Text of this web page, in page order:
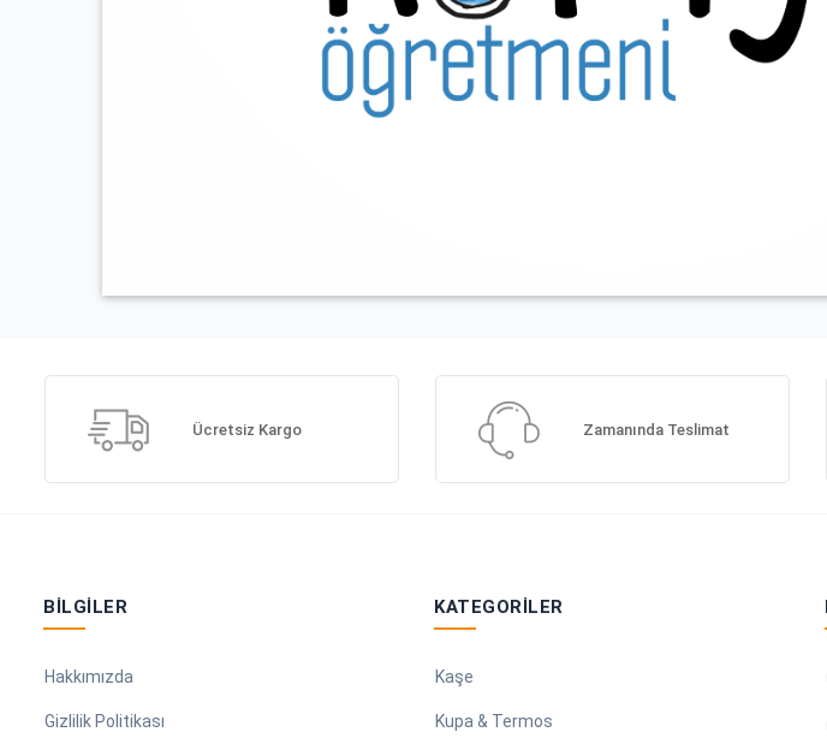
Ücretsiz Kargo Zamanında Teslimat
BILGILER
Hakkımızda
Gizlilik Politikası
KATEGORILER
Kaşe
Kupa & Termos